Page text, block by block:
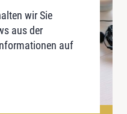
wir Sie
aus der
auf